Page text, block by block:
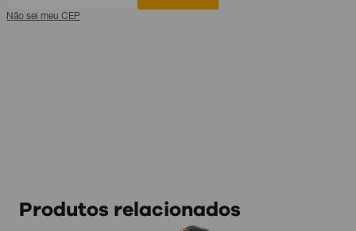
Não sei meu CEP
Produtos relacionados